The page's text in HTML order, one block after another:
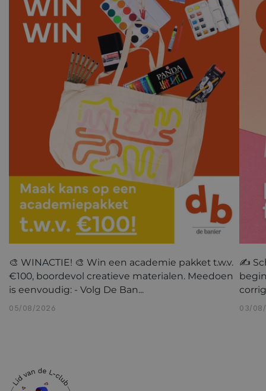
🎨 WINACTIE! 🎨 Win een academie pakket t.w.v.
€100, boordevol creatieve materialen. Meedoen
is eenvoudig: - Volg De Ban...
05/08/2026
✍️
03/